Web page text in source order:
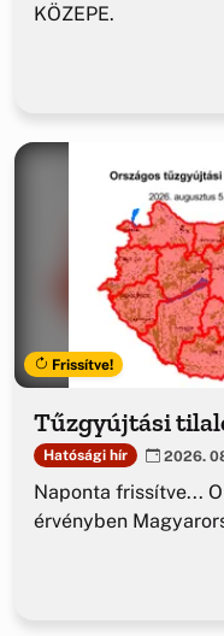
KÖZEPE.
Frissítve!
Tűzgyújtási
Hatósági hír 2026.
Naponta frissítve...
érvényben